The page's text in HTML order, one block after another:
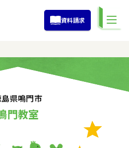
資料請求
県鳴門市
門教室